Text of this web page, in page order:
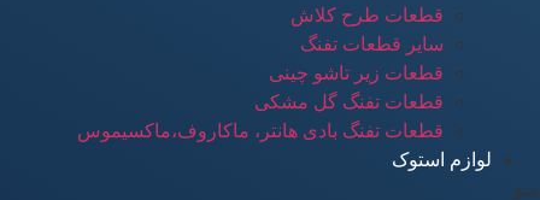
قطعات طرح کلاش
سایر قطعات تفنگ
قطعات زیر تاشو چینی
قطعات تفنگ گل مشکی
قطعات تفنگ بادی هانتر، ماکاروف،ماکسیموس
لوازم استوک
منو